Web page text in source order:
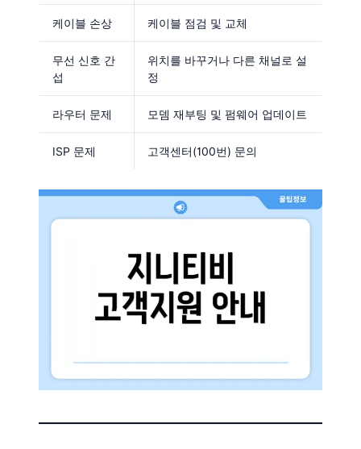
케이블 손상 케이블 점검 및 교체
무선 신호 간
섭
위치를 바꾸거나 다른 채널로 설
정
라우터 문제 모뎀 재부팅 및 펌웨어 업데이트
ISP 문제 고객센터(100번) 문의